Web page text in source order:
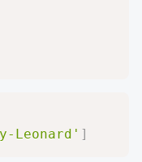
Leonard' ]